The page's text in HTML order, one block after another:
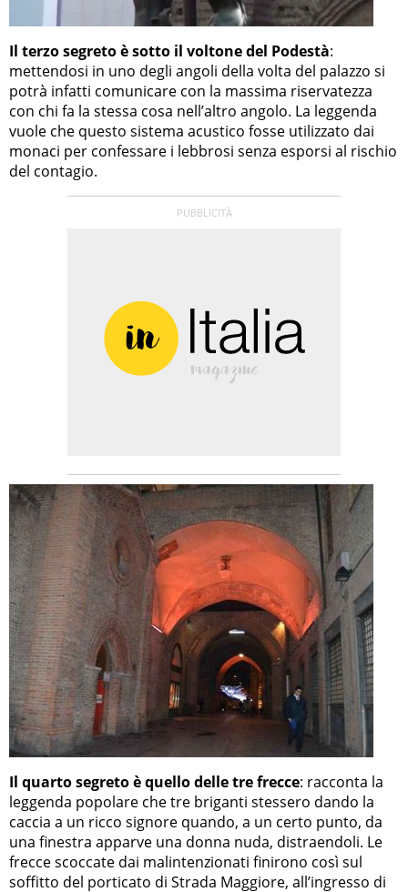
Il terzo segreto è sotto il voltone del Podestà:
mettendosi in uno degli angoli della volta del palazzo si
potrà infatti comunicare con la massima riservatezza
con chi fa la stessa cosa nell’altro angolo. La leggenda
vuole che questo sistema acustico fosse utilizzato dai
monaci per confessare i lebbrosi senza esporsi al rischio
del contagio.
Il quarto segreto è quello delle tre frecce: racconta la
leggenda popolare che tre briganti stessero dando la
caccia a un ricco signore quando, a un certo punto, da
una finestra apparve una donna nuda, distraendoli. Le
frecce scoccate dai malintenzionati finirono così sul
soffitto del porticato di Strada Maggiore, all’ingresso di